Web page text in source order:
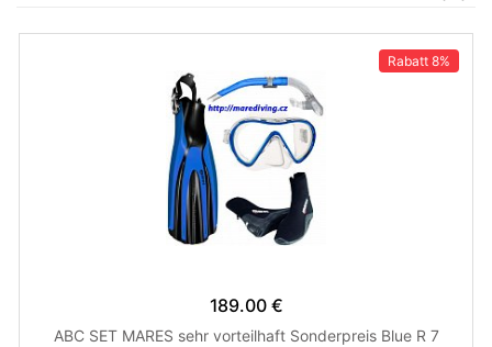
Rabatt 8%
189.00 €
ABC SET MARES sehr vorteilhaft Sonderpreis Blue R 7